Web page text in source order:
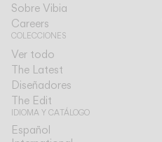
Sobre Vibia
Careers
COLECCIONES
Ver todo
The Latest
Diseñadores
The Edit
IDIOMA Y CATÁLOGO
Español